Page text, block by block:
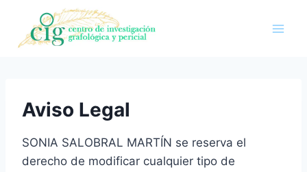
contenido
Aviso Legal
SONIA SALOBRAL MARTÍN se reserva el
derecho de modificar cualquier tipo de